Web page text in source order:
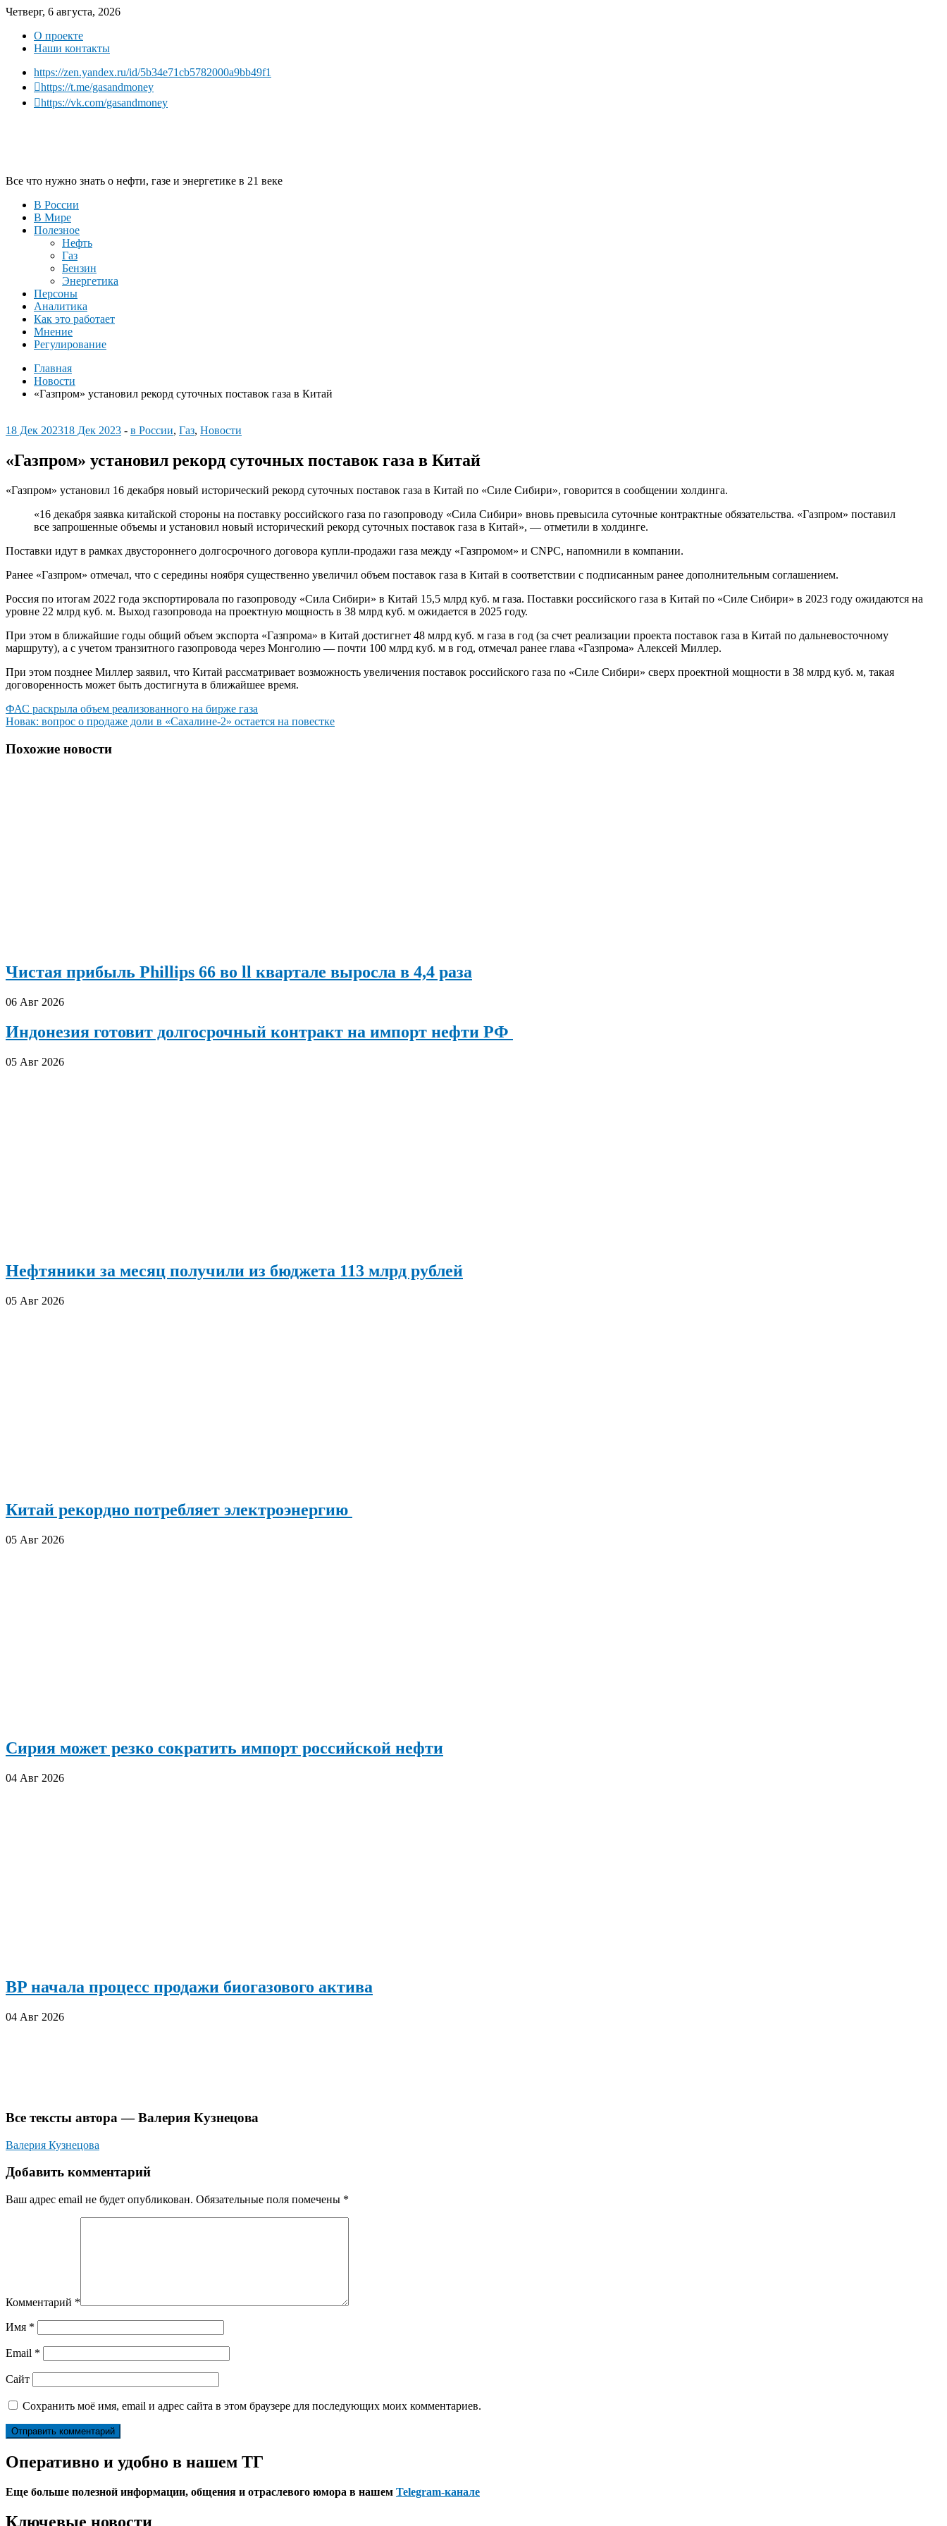
Четверг, 6 августа, 2026
О проекте
Наши контакты
https://zen.yandex.ru/id/5b34e71cb5782000a9bb49f1
https://t.me/gasandmoney
https://vk.com/gasandmoney
Все что нужно знать о нефти, газе и энергетике в 21 веке
В России
В Мире
Полезное
Нефть
Газ
Бензин
Энергетика
Персоны
Аналитика
Как это работает
Мнение
Регулирование
Главная
Новости
«Газпром» установил рекорд суточных поставок газа в Китай
18 Дек 202318 Дек 2023 - в России, Газ, Новости
«Газпром» установил рекорд суточных поставок газа в Китай
«Газпром» установил 16 декабря новый исторический рекорд суточных поставок газа в Китай по «Силе Сибири», говорится в сообщении холдинга.
«16 декабря заявка китайской стороны на поставку российского газа по газопроводу «Сила Сибири» вновь превысила суточные контрактные обязательства. «Газпром» поставил
все запрошенные объемы и установил новый исторический рекорд суточных поставок газа в Китай», — отметили в холдинге.
Поставки идут в рамках двустороннего долгосрочного договора купли-продажи газа между «Газпромом» и CNPC, напомнили в компании.
Ранее «Газпром» отмечал, что с середины ноября существенно увеличил объем поставок газа в Китай в соответствии с подписанным ранее дополнительным соглашением.
Россия по итогам 2022 года экспортировала по газопроводу «Сила Сибири» в Китай 15,5 млрд куб. м газа. Поставки российского газа в Китай по «Силе Сибири» в 2023 году ожидаются на
уровне 22 млрд куб. м. Выход газопровода на проектную мощность в 38 млрд куб. м ожидается в 2025 году.
При этом в ближайшие годы общий объем экспорта «Газпрома» в Китай достигнет 48 млрд куб. м газа в год (за счет реализации проекта поставок газа в Китай по дальневосточному
маршруту), а с учетом транзитного газопровода через Монголию — почти 100 млрд куб. м в год, отмечал ранее глава «Газпрома» Алексей Миллер.
При этом позднее Миллер заявил, что Китай рассматривает возможность увеличения поставок российского газа по «Силе Сибири» сверх проектной мощности в 38 млрд куб. м, такая
договоренность может быть достигнута в ближайшее время.
Навигация
по
записям
ФАС раскрыла объем реализованного на бирже газа
Новак: вопрос о продаже доли в «Сахалине-2» остается на повестке
Похожие новости
Чистая прибыль Phillips 66 во ll квартале выросла в 4,4 раза
06 Авг 2026
Индонезия готовит долгосрочный контракт на импорт нефти РФ
05 Авг 2026
Нефтяники за месяц получили из бюджета 113 млрд рублей
05 Авг 2026
Китай рекордно потребляет электроэнергию
05 Авг 2026
Сирия может резко сократить импорт российской нефти
04 Авг 2026
BP начала процесс продажи биогазового актива
04 Авг 2026
Все тексты автора — Валерия Кузнецова
Валерия Кузнецова
Добавить комментарий
Ваш адрес email не будет опубликован. Обязательные поля помечены *
Комментарий *
Имя *
Email *
Сайт
Сохранить моё имя, email и адрес сайта в этом браузере для последующих моих комментариев.
Оперативно и удобно в нашем ТГ
Еще больше полезной информации, общения и отраслевого юмора в нашем Telegram-канале
Ключевые новости